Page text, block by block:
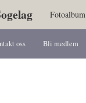
Fotoalbum
oss Bli medlem